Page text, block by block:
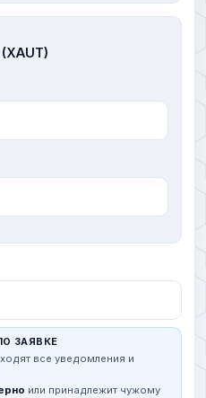
ЗАЯВКЕ
все уведомления и
или принадлежит чужому